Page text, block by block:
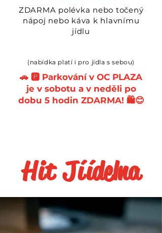
ZDARMA polévka nebo točený
nápoj nebo káva k hlavnímu
jídlu
(nabídka platí i pro jídla s sebou)
🚗 🅿️ Parkování v OC PLAZA
je v sobotu a v neděli po
dobu 5 hodin ZDARMA! 🛍️😊
HitJíídelna